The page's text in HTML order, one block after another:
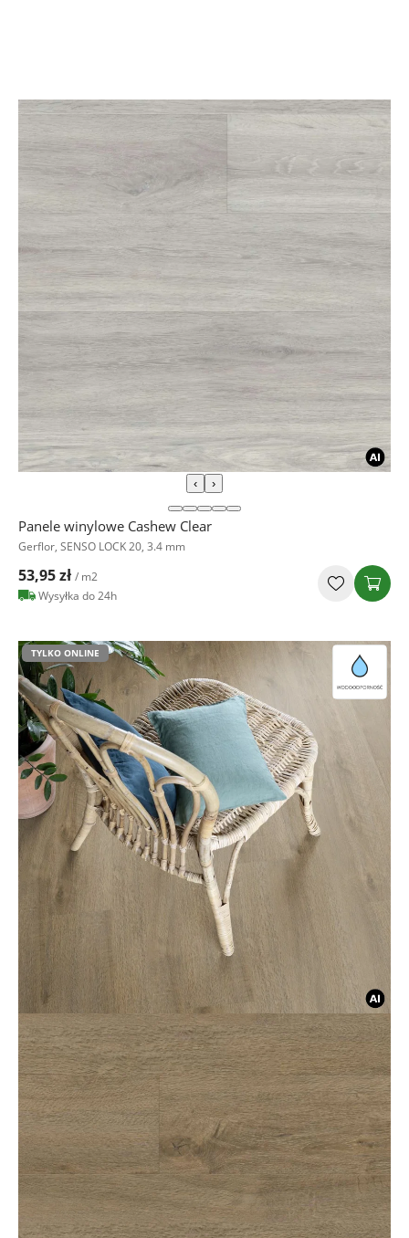
‹ ›
Panele winylowe Cashew Clear
Gerflor, SENSO LOCK 20, 3.4 mm
53,95 zł / m2
Wysyłka do 24h
TYLKO ONLINE